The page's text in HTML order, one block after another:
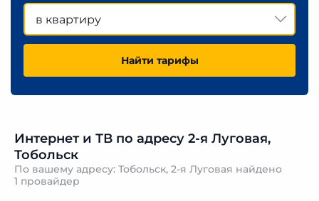
в квартиру
Найти тарифы
Интернет и ТВ по адресу 2-я Луговая,
Тобольск
По вашему адресу: Тобольск, 2-я Луговая найдено
1 провайдер